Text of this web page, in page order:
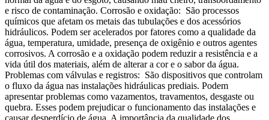
e risco de contaminação. Corrosão e oxidação: São processos
químicos que afetam os metais das tubulações e dos acessórios
hidráulicos. Podem ser acelerados por fatores como a qualidade da
água, temperatura, umidade, presença de oxigênio e outros agentes
corrosivos. A corrosão e a oxidação podem reduzir a resistência e a
vida útil dos materiais, além de alterar a cor e o sabor da água.
Problemas com válvulas e registros: São dispositivos que controlam
o fluxo da água nas instalações hidráulicas prediais. Podem
apresentar problemas como vazamentos, travamentos, desgaste ou
quebra. Esses podem prejudicar o funcionamento das instalações e